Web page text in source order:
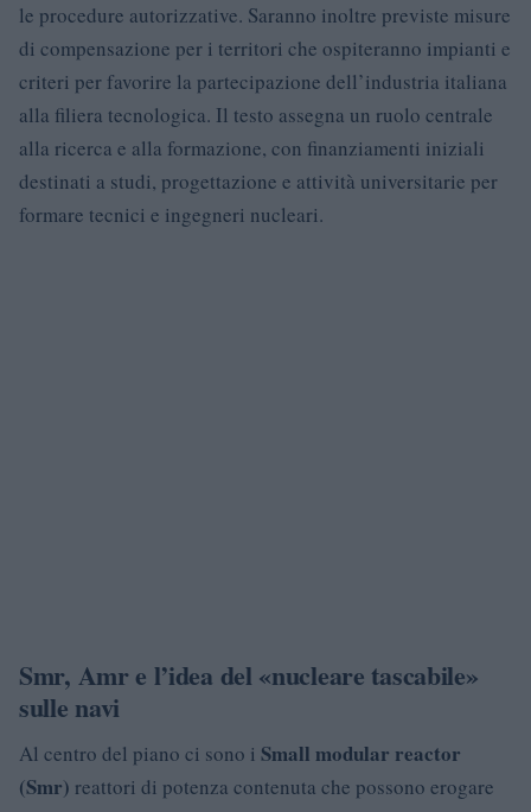
le procedure autorizzative. Saranno inoltre previste misure
di compensazione per i territori che ospiteranno impianti e
criteri per favorire la partecipazione dell’industria italiana
alla filiera tecnologica. Il testo assegna un ruolo centrale
alla ricerca e alla formazione, con finanziamenti iniziali
destinati a studi, progettazione e attività universitarie per
formare tecnici e ingegneri nucleari.
Smr, Amr e l’idea del «nucleare tascabile»
sulle navi
Al centro del piano ci sono i Small modular reactor
(Smr) reattori di potenza contenuta che possono erogare